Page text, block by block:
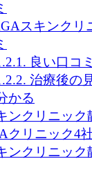
スキンクリ
良い口コミ
治療後の
かる
ンクリニック
クリニック4
ンクリニック